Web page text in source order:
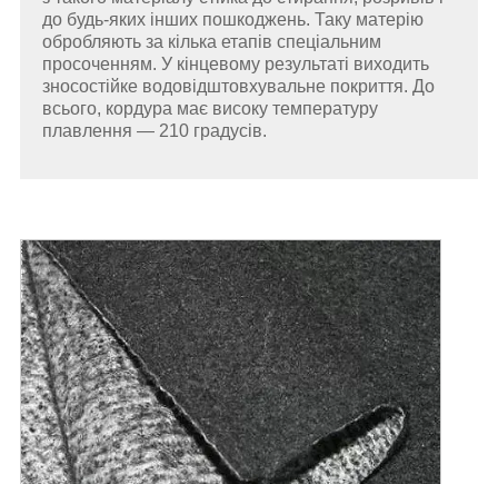
до будь-яких інших пошкоджень. Таку матерію
обробляють за кілька етапів спеціальним
просоченням. У кінцевому результаті виходить
зносостійке водовідштовхувальне покриття. До
всього, кордура має високу температуру
плавлення — 210 градусів.